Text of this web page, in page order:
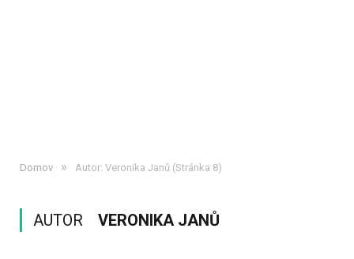
Domov » Autor: Veronika Janů (Stránka 8)
AUTOR VERONIKA JANŮ